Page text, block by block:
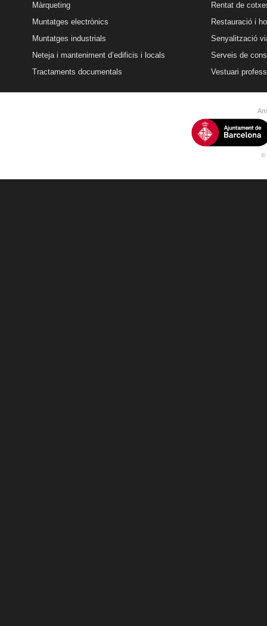
Màrqueting
Muntatges electrònics
Muntatges industrials
Neteja i manteniment d’edificis i locals
Tractaments documentals
Rentat de
Restauració i
Senyalització
Serveis de
Vestuari
©